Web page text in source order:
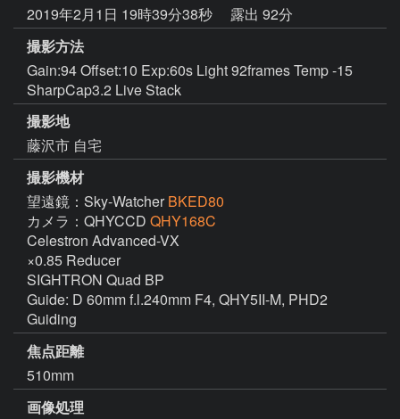
2019年2月1日 19時39分38秒
露出 92分
撮影方法
Gain:94 Offset:10 Exp:60s Light 92frames Temp -15
SharpCap3.2 Live Stack
撮影地
藤沢市 自宅
撮影機材
望遠鏡：Sky-Watcher BKED80
カメラ：QHYCCD QHY168C
Celestron Advanced-VX
×0.85 Reducer
SIGHTRON Quad BP
Guide: D 60mm f.l.240mm F4, QHY5II-M, PHD2
Guiding
焦点距離
510mm
画像処理